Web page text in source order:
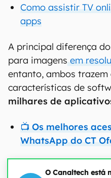
Como assistir TV
apps
A principal diferença
para imagens em
entanto, ambos trazem
características de
milhares de
📺 Os melhores
WhatsApp do CT
O Canaltech está